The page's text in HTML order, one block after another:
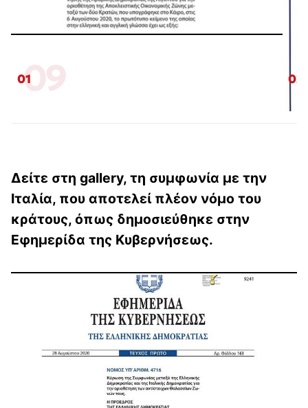
0109 02
Δείτε στη gallery, τη συμφωνία με την
Ιταλία, που αποτελεί πλέον νόμο του
κράτους, όπως δημοσιεύθηκε στην
Εφημερίδα της Κυβερνήσεως.